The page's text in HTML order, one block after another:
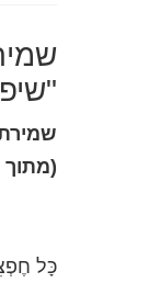
(מתוך
כָּל